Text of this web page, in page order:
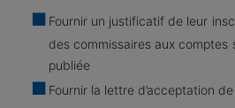
Fournir un justificatif de leur
des commissaires aux comptes
publiée
Fournir la lettre d’acceptation